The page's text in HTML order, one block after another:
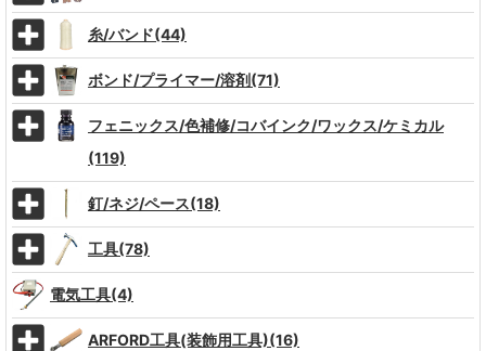
糸/バンド(44)
ボンド/プライマー/溶剤(71)
フェニックス/色補修/コバインク/ワックス/ケミカル
(119)
釘/ネジ/ペース(18)
工具(78)
電気工具(4)
ARFORD工具(装飾用工具)(16)